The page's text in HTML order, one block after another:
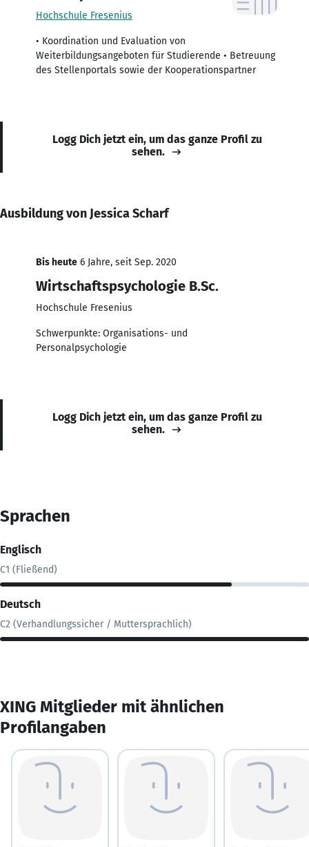
Hochschule Fresenius
• Koordination und Evaluation von
Weiterbildungsangeboten für Studierende • Betreuung
des Stellenportals sowie der Kooperationspartner
Logg Dich jetzt ein, um das ganze Profil zu
sehen.
Ausbildung von Jessica Scharf
Bis heute 6 Jahre, seit Sep. 2020
Wirtschaftspsychologie B.Sc.
Hochschule Fresenius
Schwerpunkte: Organisations- und
Personalpsychologie
Logg Dich jetzt ein, um das ganze Profil zu
sehen.
Sprachen
Englisch
C1 (Fließend)
Deutsch
C2 (Verhandlungssicher / Muttersprachlich)
XING Mitglieder mit ähnlichen
Profilangaben